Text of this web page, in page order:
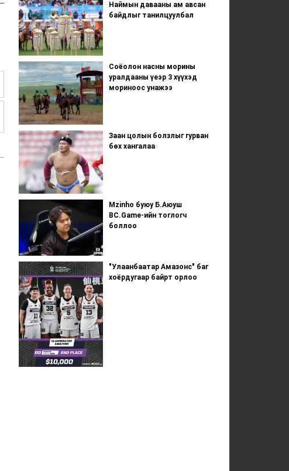
Наймын давааны ам авсан
байдлыг танилцуулбал
Соёолон насны морины
уралдааны үеэр 3 хүүхэд
мориноос унажээ
Заан цолын болзлыг гурван
бөх хангалаа
Mzinho буюу Б.Аюуш
BC.Game-ийн тоглогч
боллоо
"Улаанбаатар Амазонс" баг
хоёрдугаар байрт орлоо